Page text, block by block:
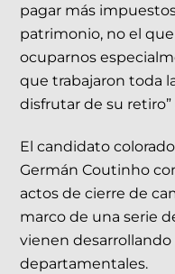
pagar más
patrimonio, no el
ocuparnos
que trabajaron toda
disfrutar de su retiro”
El candidato
Germán Coutinho
actos de cierre de
marco de una serie
vienen
departamentales.